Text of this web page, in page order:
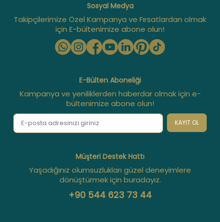
Sosyal Medya
Takipçilerimize Özel Kampanya ve Fırsatlardan olmak
için E-bültenimize abone olun!
E-Bülten Aboneliği
Kampanya ve yeniliklerden haberdar olmak için e-
bültenimize abone olun!
KAYIT OL
Müşteri Destek Hattı
Yaşadığınız olumsuzlukları güzel deneyimlere
dönüştürmek için buradayız.
+90 544 623 73 44